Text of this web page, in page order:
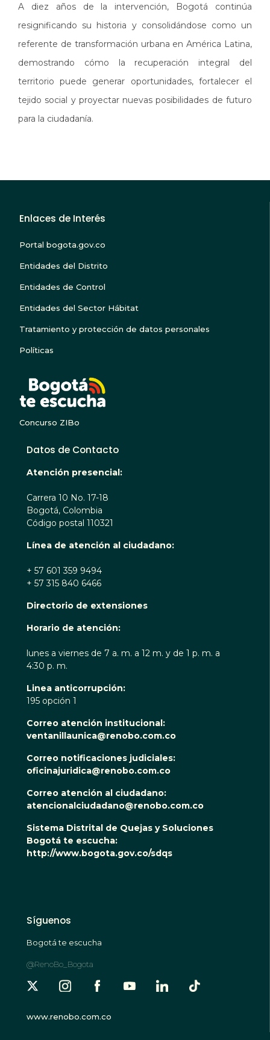
A diez años de la intervención, Bogotá continúa
resignificando su historia y consolidándose como un
referente de transformación urbana en América Latina,
demostrando cómo la recuperación integral del
territorio puede generar oportunidades, fortalecer el
tejido social y proyectar nuevas posibilidades de futuro
para la ciudadanía.
Enlaces de Interés
Portal bogota.gov.co
Entidades del Distrito
Entidades de Control
Entidades del Sector Hábitat
Tratamiento y protección de datos personales
Políticas
Concurso ZIBo
Datos de Contacto
Atención presencial:
Carrera 10 No. 17-18
Bogotá, Colombia
Código postal 110321
Línea de atención al ciudadano:
+ 57 601 359 9494
+ 57 315 840 6466
Directorio de extensiones
Horario de atención:
lunes a viernes de 7 a. m. a 12 m. y de 1 p. m. a
4:30 p. m.
Linea anticorrupción:
195 opción 1
Correo atención institucional:
ventanillaunica@renobo.com.co
Correo notificaciones judiciales:
oficinajuridica@renobo.com.co
Correo atención al ciudadano:
atencionalciudadano@renobo.com.co
Sistema Distrital de Quejas y Soluciones
Bogotá te escucha:
http://www.bogota.gov.co/sdqs
Síguenos
Bogotá te escucha
@RenoBo_Bogota
www.renobo.com.co